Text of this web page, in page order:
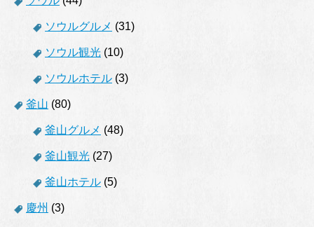
ソウルグルメ (31)
ソウル観光 (10)
ソウルホテル (3)
釜山 (80)
釜山グルメ (48)
釜山観光 (27)
釜山ホテル (5)
慶州 (3)